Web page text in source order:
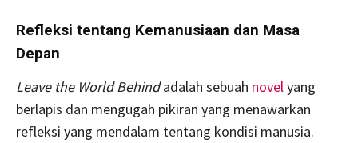
Refleksi tentang Kemanusiaan dan Masa
Depan
Leave the World Behindadalah sebuah novelyang
berlapis dan mengugah pikiran yang menawarkan
refleksi yang mendalam tentang kondisi manusia.